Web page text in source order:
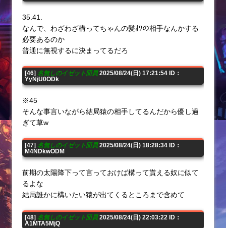
35.41.
なんで、わざわざ構ってちゃんの髪ｵﾜの相手なんかする
必要あるのか
普通に無視するに決まってるだろ
[46] 名無しのイゼット団員2025/08/24(日) 17:21:54 ID：
YyNjU0ODk
※45
そんな事言いながら結局猿の相手してるんだから優し過
ぎて草w
[47] 名無しのイゼット団員2025/08/24(日) 18:28:34 ID：
M4NDkwODM
前期の太陽降下って言っておけば構って貰える奴に似て
るよな
結局誰かに構いたい猿が出てくるところまで含めて
[48] 名無しのイゼット団員2025/08/24(日) 22:03:22 ID：
A1MTA5MjQ